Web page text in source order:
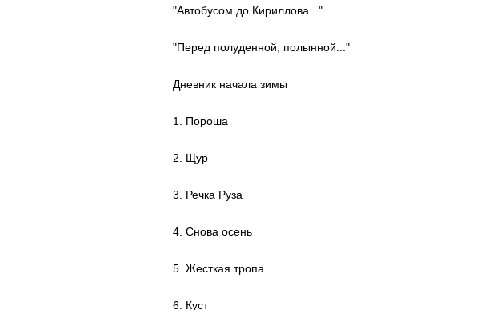
"Автобусом до Кириллова..."
"Перед полуденной, полынной..."
Дневник начала зимы
1. Пороша
2. Щур
3. Речка Руза
4. Снова осень
5. Жесткая тропа
6. Куст